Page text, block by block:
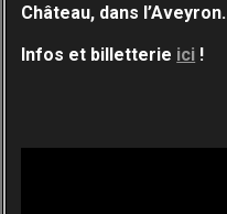
Château, dans l’Aveyron.
Infos et billetterie ici !